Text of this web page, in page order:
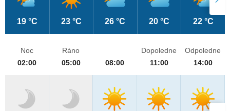
19 °C 23 °C 26 °C 20 °C 22 °C
Noc
02:00
Ráno
05:00
08:00
Dopoledne
11:00
Odpoledne
14:00